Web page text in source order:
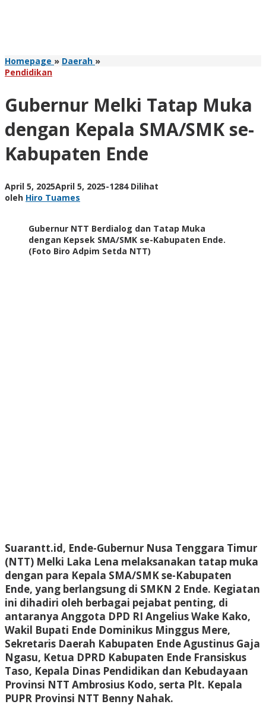
Homepage » Daerah »Gubernur
dengan
SMA/SMK
se-
Kabupaten
Ende
Pendidikan
Gubernur Melki Tatap Muka
dengan Kepala SMA/SMK se-
Kabupaten Ende
April 5, 2025April 5, 2025oleh
-1284 Dilihat
oleh Hiro Tuames
Gubernur NTT Berdialog dan Tatap Muka
dengan Kepsek SMA/SMK se-Kabupaten Ende.
(Foto Biro Adpim Setda NTT)
Suarantt.id, Ende-Gubernur Nusa Tenggara Timur
(NTT) Melki Laka Lena melaksanakan tatap muka
dengan para Kepala SMA/SMK se-Kabupaten
Ende, yang berlangsung di SMKN 2 Ende. Kegiatan
ini dihadiri oleh berbagai pejabat penting, di
antaranya Anggota DPD RI Angelius Wake Kako,
Wakil Bupati Ende Dominikus Minggus Mere,
Sekretaris Daerah Kabupaten Ende Agustinus Gaja
Ngasu, Ketua DPRD Kabupaten Ende Fransiskus
Taso, Kepala Dinas Pendidikan dan Kebudayaan
Provinsi NTT Ambrosius Kodo, serta Plt. Kepala
PUPR Provinsi NTT Benny Nahak.